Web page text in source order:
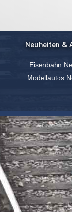
Neuheiten &
Eisenbahn
Modellautos